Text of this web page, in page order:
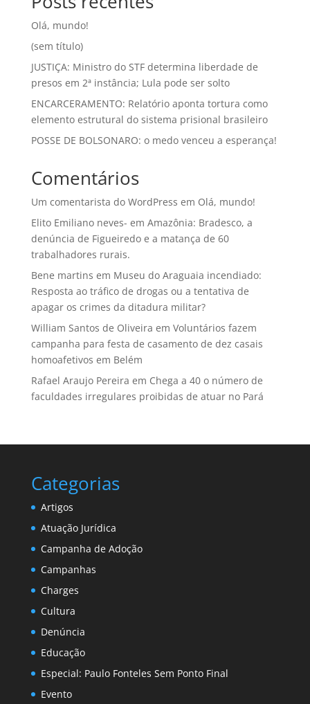
Olá, mundo!
(sem título)
JUSTIÇA: Ministro do STF determina liberdade de
presos em 2ª instância; Lula pode ser solto
ENCARCERAMENTO: Relatório aponta tortura como
elemento estrutural do sistema prisional brasileiro
POSSE DE BOLSONARO: o medo venceu a esperança!
Comentários
Um comentarista do WordPress em Olá, mundo!
Elito Emiliano neves- em Amazônia: Bradesco, a
denúncia de Figueiredo e a matança de 60
trabalhadores rurais.
Bene martins em Museu do Araguaia incendiado:
Resposta ao tráfico de drogas ou a tentativa de
apagar os crimes da ditadura militar?
William Santos de Oliveira em Voluntários fazem
campanha para festa de casamento de dez casais
homoafetivos em Belém
Rafael Araujo Pereira em Chega a 40 o número de
faculdades irregulares proibidas de atuar no Pará
Categorias
Artigos
Atuação Jurídica
Campanha de Adoção
Campanhas
Charges
Cultura
Denúncia
Educação
Especial: Paulo Fonteles Sem Ponto Final
Evento